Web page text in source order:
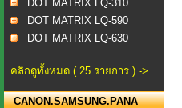
DOT MATRIX LQ-310
DOT MATRIX LQ-590
DOT MATRIX LQ-630
คลิกดูทั้งหมด ( 25 รายการ ) ->
CANON.SAMSUNG.PANA